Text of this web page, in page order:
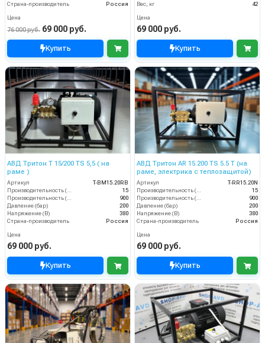
Страна-производитель
Россия
Цена
76 000 руб. 69 000 руб.
Купить
Вес, кг
42
Цена
69 000 руб.
Купить
АВД Тритон Т 15/200 TS 5,5 ( на
раме )
Артикул
T-BM15.20RB
Производительность (л/мин)
15
Производительность (л/ч)
900
Давление (бар)
200
Напряжение (В)
380
Страна-производитель
Россия
Цена
69 000 руб.
Купить
АВД Тритон AR 15.200 TS 5.5 Т (на
раме, электрика с теплозащитой)
Артикул
T-RR15.20N
Производительность (л/мин)
15
Производительность (л/ч)
900
Давление (бар)
200
Напряжение (В)
380
Страна-производитель
Россия
Цена
69 000 руб.
Купить